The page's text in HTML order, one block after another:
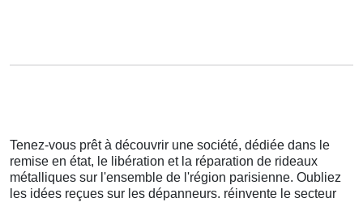
Tenez-vous prêt à découvrir une société, dédiée dans le
remise en état, le libération et la réparation de rideaux
métalliques sur l'ensemble de l'région parisienne. Oubliez
les idées reçues sur les dépanneurs. réinvente le secteur